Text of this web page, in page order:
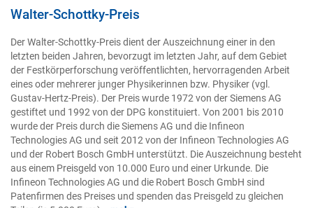
Walter-Schottky-Preis
Der Walter-Schottky-Preis dient der Auszeichnung einer in den
letzten beiden Jahren, bevorzugt im letzten Jahr, auf dem Gebiet
der Festkörperforschung veröffentlichten, hervorragenden Arbeit
eines oder mehrerer junger Physikerinnen bzw. Physiker (vgl.
Gustav-Hertz-Preis). Der Preis wurde 1972 von der Siemens AG
gestiftet und 1992 von der DPG konstituiert. Von 2001 bis 2010
wurde der Preis durch die Siemens AG und die Infineon
Technologies AG und seit 2012 von der Infineon Technologies AG
und der Robert Bosch GmbH unterstützt. Die Auszeichnung besteht
aus einem Preisgeld von 10.000 Euro und einer Urkunde. Die
Infineon Technologies AG und die Robert Bosch GmbH sind
Patenfirmen des Preises und spenden das Preisgeld zu gleichen